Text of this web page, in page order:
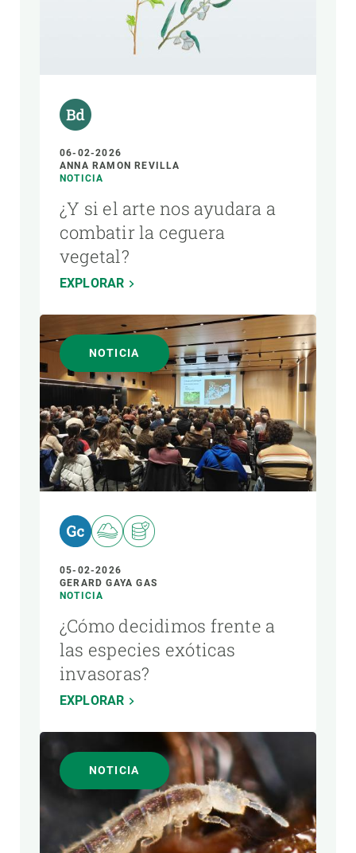
06-02-2026
ANNA RAMON REVILLA
NOTICIA
¿Y si el arte nos ayudara a
combatir la ceguera
vegetal?
EXPLORAR
NOTICIA
05-02-2026
GERARD GAYA GAS
NOTICIA
¿Cómo decidimos frente a
las especies exóticas
invasoras?
EXPLORAR
NOTICIA